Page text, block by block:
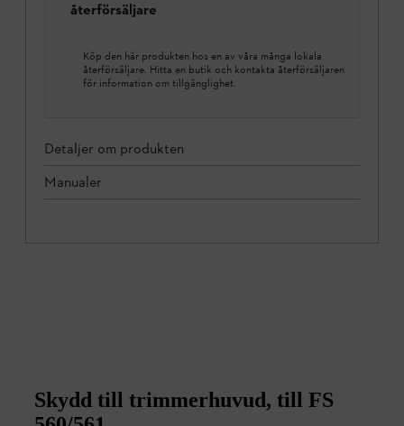
återförsäljare
Köp den här produkten hos en av våra många lokala
återförsäljare. Hitta en butik och kontakta återförsäljaren
för information om tillgänglighet.
Detaljer om produkten
Manualer
Skydd till trimmerhuvud, till FS